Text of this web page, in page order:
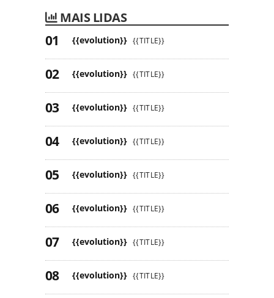
MAIS LIDAS
{{evolution}} {{TITLE}}
{{evolution}} {{TITLE}}
{{evolution}} {{TITLE}}
{{evolution}} {{TITLE}}
{{evolution}} {{TITLE}}
{{evolution}} {{TITLE}}
{{evolution}} {{TITLE}}
{{evolution}} {{TITLE}}